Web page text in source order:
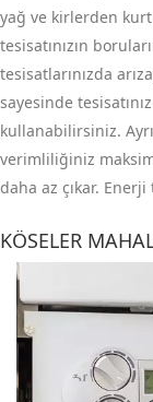
yağ ve kirlerden
tesisatınızın
tesisatlarınızda
sayesinde
kullanabilirsiniz.
verimliliğiniz
daha az çıkar.
KÖSELER